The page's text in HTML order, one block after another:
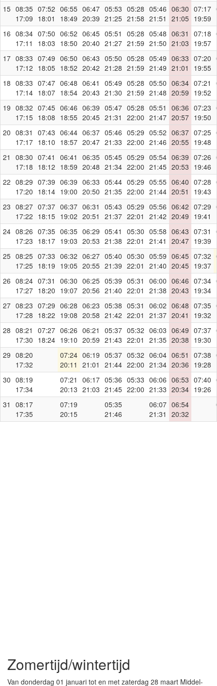
15 08:35
17:09
07:52
18:01
06:55
18:49
06:47
20:39
05:53
21:25
05:28
21:58
05:46
21:51
06:30
21:05
07:17
19:59
16 08:34
17:11
07:50
18:03
06:52
18:50
06:45
20:40
05:51
21:27
05:28
21:59
05:48
21:50
06:31
21:03
07:18
19:57
17 08:33
17:12
07:49
18:05
06:50
18:52
06:43
20:42
05:50
21:28
05:28
21:59
05:49
21:49
06:33
21:01
07:20
19:55
18 08:33
17:14
07:47
18:07
06:48
18:54
06:41
20:43
05:49
21:30
05:28
21:59
05:50
21:48
06:34
20:59
07:21
19:52
19 08:32
17:15
07:45
18:08
06:46
18:55
06:39
20:45
05:47
21:31
05:28
22:00
05:51
21:47
06:36
20:57
07:23
19:50
20 08:31
17:17
07:43
18:10
06:44
18:57
06:37
20:47
05:46
21:33
05:29
22:00
05:52
21:46
06:37
20:55
07:25
19:48
21
08:30
17:18
07:41
18:12
06:41
18:59
06:35
20:48
05:45
21:34
05:29
22:00
05:54
21:45
06:39
20:53
07:26
19:46
22 08:29
17:20
07:39
18:14
06:39
19:00
06:33
20:50
05:44
21:35
05:29
22:00
05:55
21:44
06:40
20:51
07:28
19:43
23 08:27
17:22
07:37
18:15
06:37
19:02
06:31
20:51
05:43
21:37
05:29
22:01
05:56
21:42
06:42
20:49
07:29
19:41
24 08:26
17:23
07:35
18:17
06:35
19:03
06:29
20:53
05:41
21:38
05:30
22:01
05:58
21:41
06:43
20:47
07:31
19:39
25 08:25
17:25
07:33
18:19
06:32
19:05
06:27
20:55
05:40
21:39
05:30
22:01
05:59
21:40
06:45
20:45
07:32
19:37
26 08:24
17:27
07:31
18:20
06:30
19:07
06:25
20:56
05:39
21:40
05:31
22:01
06:00
21:38
06:46
20:43
07:34
19:34
27 08:23
17:28
07:29
18:22
06:28
19:08
06:23
20:58
05:38
21:42
05:31
22:01
06:02
21:37
06:48
20:41
07:35
19:32
28 08:21
17:30
07:27
18:24
06:26
19:10
06:21
20:59
05:37
21:43
05:32
22:01
06:03
21:35
06:49
20:38
07:37
19:30
29 08:20
17:32
07:24
20:11
06:19
21:01
05:37
21:44
05:32
22:00
06:04
21:34
06:51
20:36
07:38
19:28
30 08:19
17:34
07:21
20:13
06:17
21:03
05:36
21:45
05:33
22:00
06:06
21:33
06:53
20:34
07:40
19:26
31
08:17
17:35
07:19
20:15
05:35
21:46
06:07
21:31
06:54
20:32
Zomertijd/wintertijd
Van donderdag 01 januari tot en met zaterdag 28 maart Middel-